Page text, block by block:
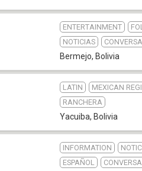
ENTERTAINMENT
NOTICIAS
Bermejo, Bolivia
LATIN
MEXICAN
RANCHERA
Yacuiba, Bolivia
INFORMATION
ESPAÑOL